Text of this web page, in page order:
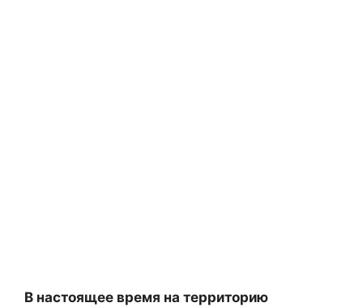
В настоящее время на территорию